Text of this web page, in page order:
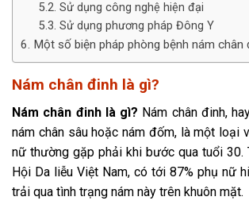
Sử dụng công nghệ hiện đại
Sử dụng phương pháp Đông Y
Một số biện pháp phòng bệnh nám chân
Nám chân đinh là gì?
Nám chân đinh là gì? Nám chân đinh,
nám chân sâu hoặc nám đốm, là một loại
nữ thường gặp phải khi bước qua tuổi 30.
Hội Da liễu Việt Nam, có tới 87% phụ nữ
trải qua tình trạng nám này trên khuôn mặt.